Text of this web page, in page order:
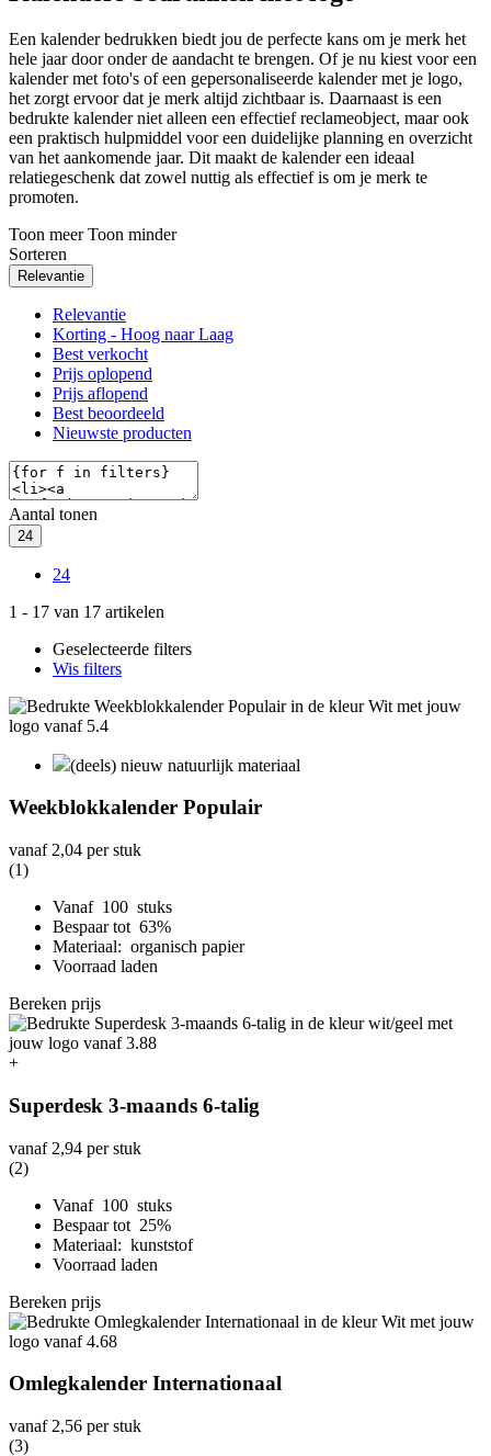
Een kalender bedrukken biedt jou de perfecte kans om je merk het
hele jaar door onder de aandacht te brengen. Of je nu kiest voor een
kalender met foto's of een gepersonaliseerde kalender met je logo,
het zorgt ervoor dat je merk altijd zichtbaar is. Daarnaast is een
bedrukte kalender niet alleen een effectief reclameobject, maar ook
een praktisch hulpmiddel voor een duidelijke planning en overzicht
van het aankomende jaar. Dit maakt de kalender een ideaal
relatiegeschenk dat zowel nuttig als effectief is om je merk te
promoten.
Toon meer Toon minder
Sorteren
Relevantie
Relevantie
Korting - Hoog naar Laag
Best verkocht
Prijs oplopend
Prijs aflopend
Best beoordeeld
Nieuwste producten
Aantal tonen
24
24
1 - 17 van 17 artikelen
Geselecteerde filters
Wis filters
(deels) nieuw natuurlijk materiaal
Weekblokkalender Populair
vanaf 2,04 per stuk
(1)
Vanaf 100 stuks
Bespaar tot 63%
Materiaal: organisch papier
Voorraad laden
Bereken prijs
+
Superdesk 3-maands 6-talig
vanaf 2,94 per stuk
(2)
Vanaf 100 stuks
Bespaar tot 25%
Materiaal: kunststof
Voorraad laden
Bereken prijs
Omlegkalender Internationaal
vanaf 2,56 per stuk
(3)